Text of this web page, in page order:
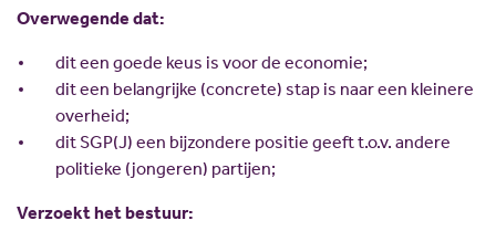
Overwegende dat:
dit een goede keus is voor de economie;
dit een belangrijke (concrete) stap is naar een kleinere
overheid;
dit SGP(J) een bijzondere positie geeft t.o.v. andere
politieke (jongeren) partijen;
Verzoekt het bestuur: